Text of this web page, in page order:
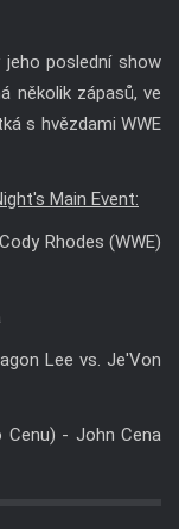
jeho poslední show
několik zápasů, ve
s hvězdami WWE
Main Event:
Rhodes (WWE)
Lee vs. Je'Von
Cenu) - John Cena